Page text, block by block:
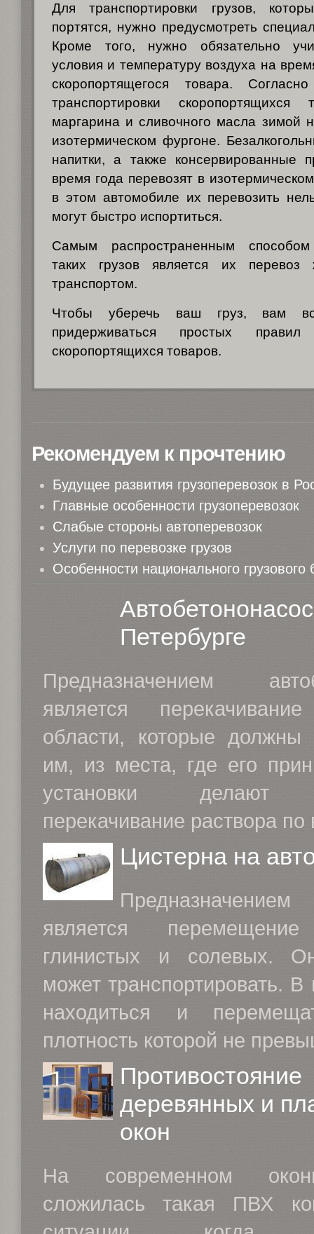
Для транспортировки грузов,
портятся, нужно предусмотреть
Кроме того, нужно обязательно
условия и температуру воздуха на
скоропортящегося товара.
транспортировки скоропортящихся
маргарина и сливочного масла зимой
изотермическом фургоне.
напитки, а также консервированные
время года перевозят в
в этом автомобиле их перевозить
могут быстро испортиться.
Самым распространенным способом
таких грузов является их перевоз
транспортом.
Чтобы уберечь ваш груз, вам
придерживаться простых правил
скоропортящихся товаров.
Рекомендуем к прочтению
Будущее развития грузоперевозок в
Главные особенности грузоперевозок
Слабые стороны автоперевозок
Услуги по перевозке грузов
Особенности национального грузового
Петербурге
Предназначением
является
области, которые должны
им, из места, где его
установки делают
перекачивание раствора по
Цистерна на
является перемещение
глинистых и солевых.
может транспортировать.
находиться и
плотность которой не
Противостояние
деревянных и
окон
На современном
сложилась такая ПВХ